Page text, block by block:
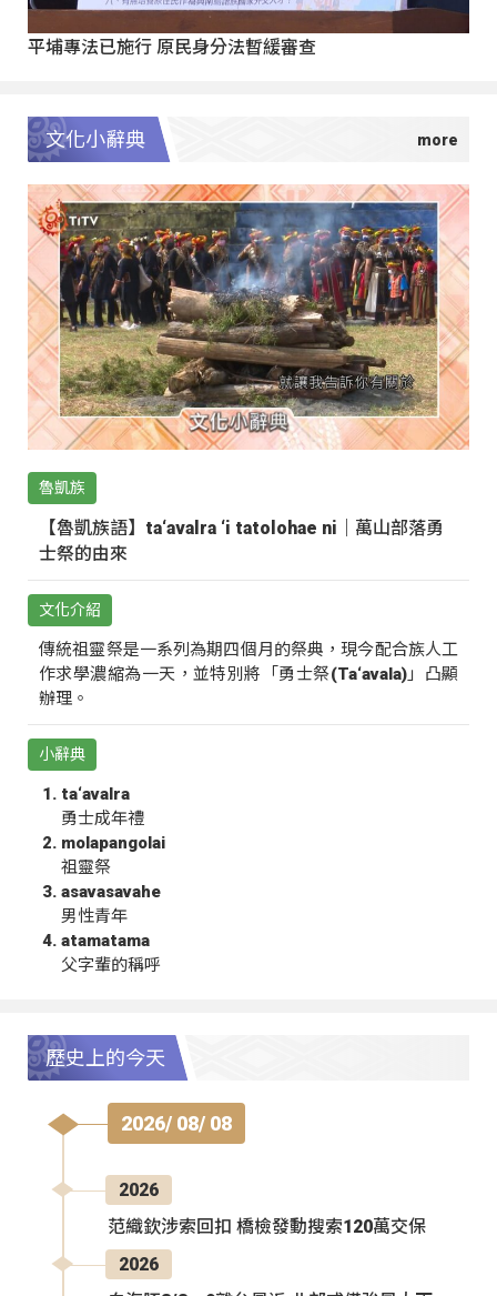
平埔專法已施行 原民身分法暫緩審查
文化小辭典
魯凱族
【魯凱族語】ta‘avalra ‘i tatolohae ni｜萬山部落勇
士祭的由來
文化介紹
傳統祖靈祭是一系列為期四個月的祭典，現今配合族人工
作求學濃縮為一天，並特別將「勇士祭(Ta‘avala)」凸顯
辦理。
小辭典
ta‘avalra
勇士成年禮
molapangolai
祖靈祭
asavasavahe
男性青年
atamatama
父字輩的稱呼
歷史上的今天
2026/ 08/ 08
2026
范織欽涉索回扣 橋檢發動搜索120萬交保
2026